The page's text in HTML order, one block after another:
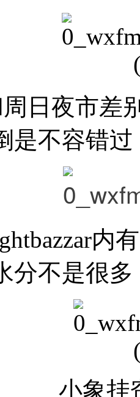
日夜市差
是不容错过
内
分不是很多
小象挂